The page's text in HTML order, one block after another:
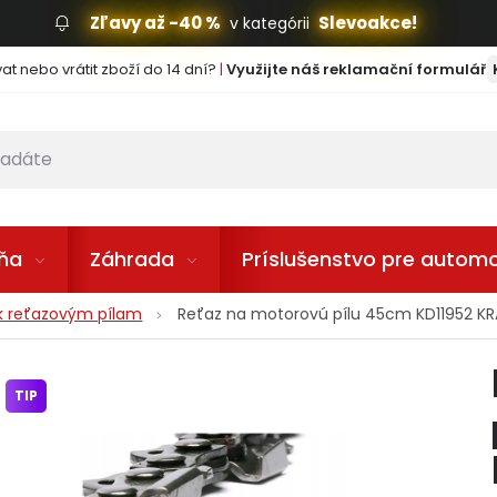
Zľavy až -40 % v kategórii Slevoakce!
nebo vrátit zboží do 14 dní? | Využijte náš reklamační formulář
Záhrada Príslušenstvo pre
reťazovým pílam Reťaz na motorovú pílu 45cm KD11952
TIP